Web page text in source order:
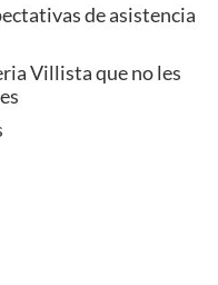
de asistencia
Villista que no les